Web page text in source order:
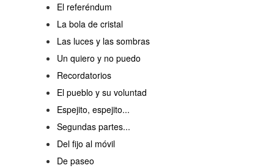
El referéndum
La bola de cristal
Las luces y las sombras
Un quiero y no puedo
Recordatorios
El pueblo y su voluntad
Espejito, espejito...
Segundas partes...
Del fijo al móvil
De paseo